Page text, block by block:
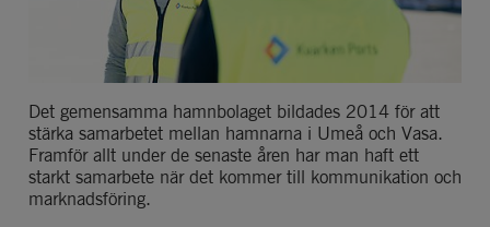
Det gemensamma hamnbolaget bildades 2014 för att
Framför allt under de senaste åren har man haft e
starkt samarbete när det kommer till kommunikation och
marknadsföring.